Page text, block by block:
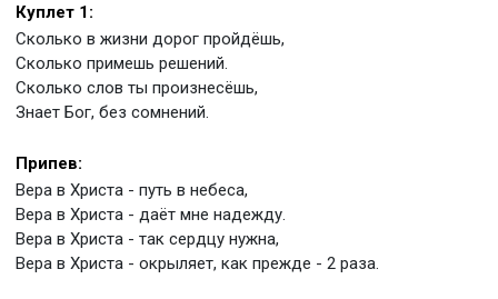
Куплет 1:
Сколько в жизни дорог пройдёшь,
Сколько примешь решений.
Сколько слов ты произнесёшь,
Знает Бог, без сомнений.
Припев:
Вера в Христа - путь в небеса,
Вера в Христа - даёт мне надежду.
Вера в Христа - так сердцу нужна,
Вера в Христа - окрыляет, как прежде - 2 раза.